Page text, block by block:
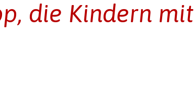
die Kindern mit